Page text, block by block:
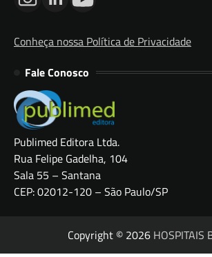
Conheça nossa Política de Privacidade
Fale Conosco
Publimed Editora Ltda.
Rua Felipe Gadelha, 104
Sala 55 – Santana
CEP: 02012-120 – São Paulo/SP
Copyright © 2026 HOSPITAIS